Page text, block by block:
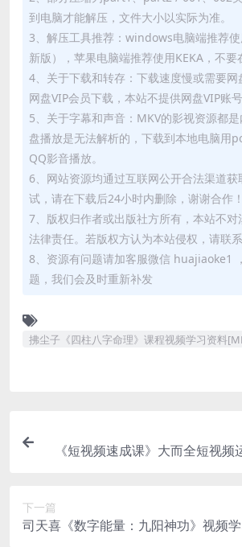
到电脑才能解压，文件大小以实际为准。
3、解压工具推荐：windows电脑端推荐
新版），苹果电脑端推荐使用KEKA，不要
4、关于下载和转存：下载速度慢或需要网
网盘VIP会员下载，本站不提供网盘VIP账号
5、关于字幕和声音：MKV的影视资源都
盘播放是无法解析的，下载到本地电脑用
QQ影音播放。
6、网站资源均通过互联网公开合法渠道获
试，请在下载后24小时内删除，谢谢合作！
7、版权归作者或出版社方所有，本站不对
法律责任。若版权方认为本站侵权，请联系
8、资源有问题请加客服微信 huajiaoke1
题，我们会及时重新补发
拂尘子《四柱八字命理》课程视频学习资料
《短视频速成课》大而全短视频
下一篇
司天喜《数字能量：九阳神功》视频